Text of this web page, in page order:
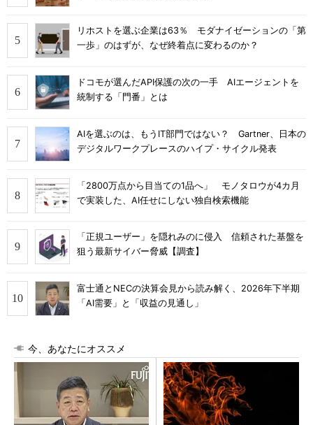
リホストを選ぶ企業は63％ モダナイゼーションの「第
一歩」のはずが、なぜ終着点に変わるのか？
ドコモが選んだAPI保護の次の一手 AIエージェントを
統制する「門番」とは
AIを選ぶのは、もうIT部門ではない？ Gartner、日本の
デジタルワークプレースのハイプ・サイクル発表
「2800万点から目当ての1品へ」 モノタロウが4カ月
で実装した、AI任せにしない独自検索機能
「正規ユーザー」を隠れみのに侵入 信頼された基盤を
狙う最新サイバー脅威【調査】
富士通とNECの決算会見から読み解く、2026年下半期
「AI需要」と「収益の見通し」
今、あなたにオススメ